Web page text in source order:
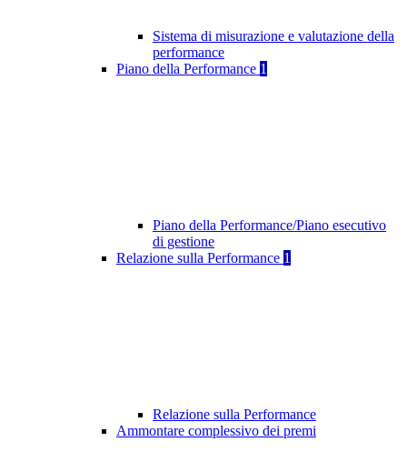
Sistema di misurazione e valutazione della
performance
Piano della Performance 1
Piano della Performance/Piano esecutivo
di gestione
Relazione sulla Performance 1
Relazione sulla Performance
Ammontare complessivo dei premi